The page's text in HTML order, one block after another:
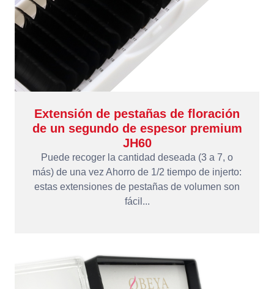
Extensión de pestañas de floración
de un segundo de espesor premium
JH60
Puede recoger la cantidad deseada (3 a 7, o
más) de una vez Ahorro de 1/2 tiempo de injerto:
estas extensiones de pestañas de volumen son
fácil...